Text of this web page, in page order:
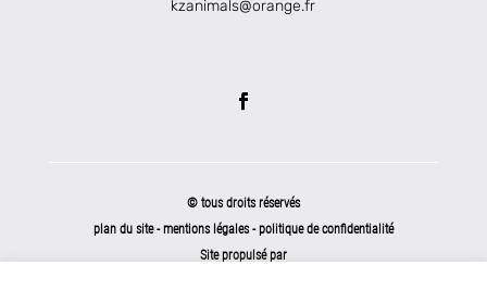
kzanimals@orange.fr
© tous droits réservés
plan du site-mentions légales -politique de confidentialité
Site propulsé par